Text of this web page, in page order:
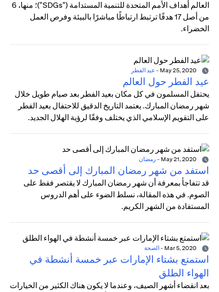
العالم أهداف الأمم المتحدة للتنمية المستدامة ("SDGs")؛ منها، 6
من أصل 17 هدفًا ترتبط ارتباطًا مباشرًا بالبيئة وفرص العمل
الخضراء.
- عيد الفطر
عيد الفطر حول العالم
يحتفل المسلمون في كل مكان بعيد الفطر بعد صيام طويل خلال
شهر رمضان المبارك. يعتمد التاريخ الدقيق للاحتفال بعيد الفطر
على التقويم الإسلامي الذي يختلف وفقًا لرؤية الهلال الجديد.
- رمضان
استفد من شهر رمضان المبارك إلى أقصى حد
قد تتفاجأ بمعرفة أن شهر رمضان المبارك لا يقتصر فقط على
الصوم. في هذه المقالة، نسلط الضوء على أهم الدروس
المستفادة من الشهر الكريم.
- الصحة
استمتع بشتاء الإمارات عبر خمسة أنشطة في
الهواء الطلق
بعد انقضاء أشهر الصيف، وعندما لا يكون هناك الكثير من الخيارات